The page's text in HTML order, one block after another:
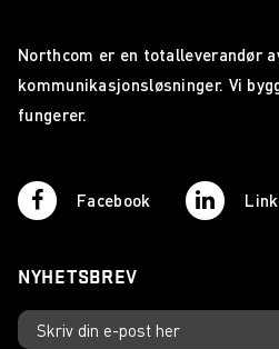
Northcom er en totalleverandør
kommunikasjonsløsninger. Vi
fungerer.
Facebook
NYHETSBREV